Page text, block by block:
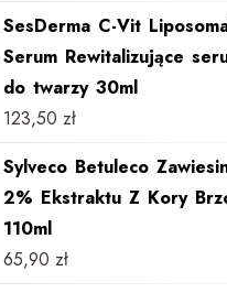
SesDerma C-Vit
Serum Rewitalizujące
do twarzy 30ml
123,50 zł
Sylveco Betuleco
2% Ekstraktu Z Kory
110ml
65,90 zł